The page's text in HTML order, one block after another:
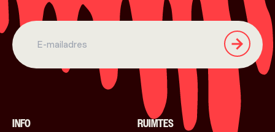
INFO RUIMTES